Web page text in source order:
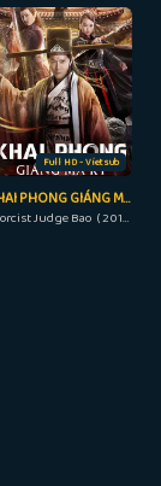
Full HD - Vietsub
KHAI PHONG GIÁNG MA KÝ
Exorcist Judge Bao ( 2019)